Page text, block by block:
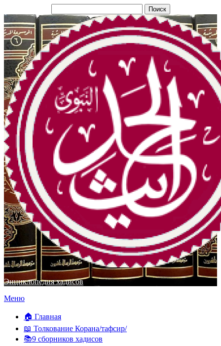
Энциклопедия хадисов
Перейти
содержимому
Меню
🏠 Главная
📖 Толкование Корана/тафсир/
📚9 сборников хадисов